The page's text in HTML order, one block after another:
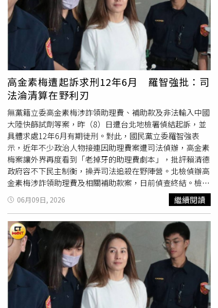
示，高金素梅在國會長期與傅崐萁的「親中」立場相互唱
合。每當傅崐萁發動撕裂台灣社會的爭議法案，包括放寬中
配參政的《國籍法》、違憲的國會擴權法案，以及凍刪國防
預算等，高金素梅總是在第一線搭配轉移焦點、癱瘓議事，
共同扮演背後中國企圖裂解台灣民主體制的重要角色。林楚
茵質問，當北檢提起重刑12年半的訴求後，高金素梅竟毫無
悔意，還辯稱會「繼續看緊人民的荷包」，這到底是看緊人
民的荷包，還是看緊自己的荷包？林楚茵呼籲，高金素梅應
主動配合司法調查，不要再試圖用政治口號轉移「涉貪」焦
點。
高金素梅遭起訴求刑12年6月 羅智強批：司
法淪清算在野利刃
無黨籍立委高金素梅涉詐領助理費、補助款及非法輸入中國
大陸快篩試劑等案，昨（8）日遭台北地檢署偵結起訴，並
具體求處12年6月有期徒刑。對此，國民黨立委羅智強表
示，近年不少政治人物接連因助理費案遭司法偵辦，高金素
梅案讓外界再度看到「老掉牙的助理費劇本」，批評賴清德
政府容不下民主制衡，操弄司法追殺在野陣營。北檢偵辦高
金素梅涉詐領助理費及相關補助款案，日前偵查終結。檢方
認定，高金素梅涉嫌以親友充當人頭助理，詐領助理費、加
班費、育嬰津貼及相關補助逾787萬元；另涉非法自中國大
陸無償輸入7萬4400劑快篩試劑。除高金素梅本人遭起訴
外，其弟妹、助理等共26人也一併遭依涉犯《貪污治罪條
例》等罪起訴。國民黨立委羅智強批評賴清德政府不斷操弄
司法進行政治追殺。（圖／周志龍攝）與高金素梅私交甚篤
的羅智強表示，外界看到的又是老掉牙的劇本，「扣帽子、
辦助理費」。他指出，高金素梅從政超過20年，如今卻因助
理費案遭起訴，令人不免產生聯想。他並提到，新竹市長高
虹安也是因為助理費被賴清德政權以貪污罪追殺、七連霸的
06月09日, 2026 繼續閱讀